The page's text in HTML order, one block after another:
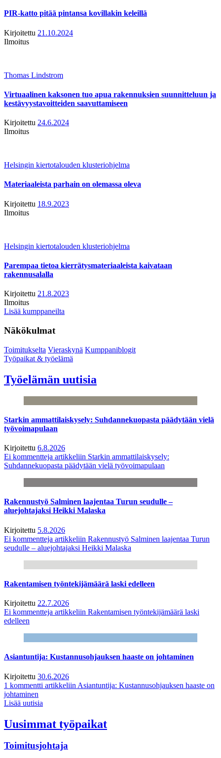
PIR-katto pitää pintansa kovillakin keleillä
Kirjoitettu 21.10.2024
Ilmoitus
Thomas Lindstrom
Virtuaalinen kaksonen tuo apua rakennuksien suunnitteluun ja
kestävyystavoitteiden saavuttamiseen
Kirjoitettu 24.6.2024
Ilmoitus
Helsingin kiertotalouden klusteriohjelma
Materiaaleista parhain on olemassa oleva
Kirjoitettu 18.9.2023
Ilmoitus
Helsingin kiertotalouden klusteriohjelma
Parempaa tietoa kierrätysmateriaaleista kaivataan
rakennusalalla
Kirjoitettu 21.8.2023
Ilmoitus
Lisää kumppaneilta
Näkökulmat
Toimitukselta Vieraskynä Kumppaniblogit
Työpaikat & työelämä
Työelämän uutisia
Starkin ammattilaiskysely: Suhdannekuopasta päädytään vielä
työvoimapulaan
Kirjoitettu 6.8.2026
Ei kommentteja artikkeliin Starkin ammattilaiskysely:
Suhdannekuopasta päädytään vielä työvoimapulaan
Rakennustyö Salminen laajentaa Turun seudulle –
aluejohtajaksi Heikki Malaska
Kirjoitettu 5.8.2026
Ei kommentteja artikkeliin Rakennustyö Salminen laajentaa Turun
seudulle – aluejohtajaksi Heikki Malaska
Rakentamisen työntekijämäärä laski edelleen
Kirjoitettu 22.7.2026
Ei kommentteja artikkeliin Rakentamisen työntekijämäärä laski
edelleen
Asiantuntija: Kustannusohjauksen haaste on johtaminen
Kirjoitettu 30.6.2026
1 kommentti artikkeliin Asiantuntija: Kustannusohjauksen haaste on
johtaminen
Lisää uutisia
Uusimmat työpaikat
Toimitusjohtaja